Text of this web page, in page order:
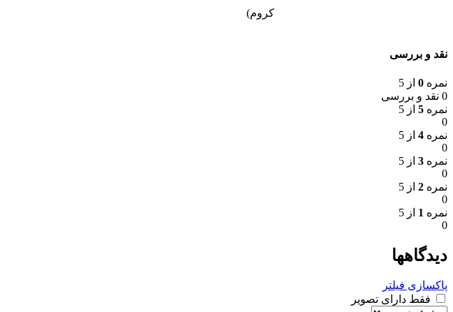
کروم)
نقد و بررسی
نمره 0 از 5
0 نقد و بررسی
نمره 5 از 5
0
نمره 4 از 5
0
نمره 3 از 5
0
نمره 2 از 5
0
نمره 1 از 5
0
دیدگاهها
پاکسازی فیلتر
فقط دارای تصویر